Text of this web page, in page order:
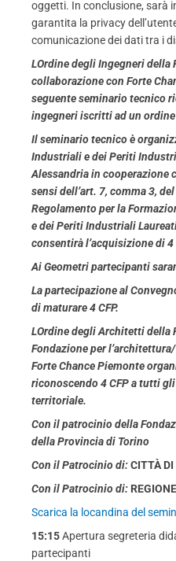
oggetti. In conclusione, sarà
garantita la privacy
comunicazione dei dati tra i
LOrdine degli Ingegneri
collaborazione con Forte
seguente seminario tecnico
ingegneri iscritti ad un
Il seminario tecnico è
Industriali e dei Periti
Alessandria in cooperazione
sensi dell’art. 7, comma 3,
Regolamento per la
e dei Periti Industriali
consentirà l’acquisizione di 4
Ai Geometri partecipanti
La partecipazione al
di maturare 4 CFP.
LOrdine degli Architetti
Fondazione per
Forte Chance Piemonte
riconoscendo 4 CFP a tutti
territoriale.
Con il patrocinio della
della Provincia di Torino
Con il Patrocinio di:CITTÀ
Con il Patrocinio di:
Scarica la locandina del
15:15Apertura segreteria
partecipanti